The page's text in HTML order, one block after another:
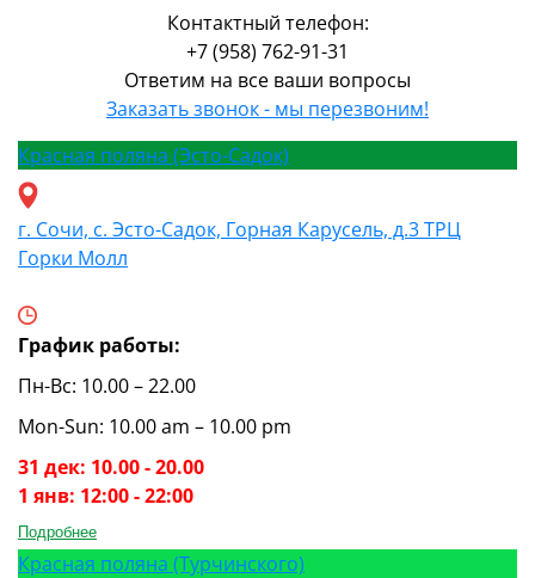
Контактный телефон:
+7 (958) 762-91-31
Ответим на все ваши вопросы
Заказать звонок - мы перезвоним!
Красная поляна (Эсто-Садок)
г. Сочи, с. Эсто-Садок, Горная Карусель, д.3 ТРЦ
Горки Молл
График работы:
Пн-Вс: 10.00 – 22.00
Mon-Sun: 10.00 am – 10.00 pm
31 дек: 10.00 - 20.00
1 янв: 12:00 - 22:00
Подробнее
Красная поляна (Турчинского)